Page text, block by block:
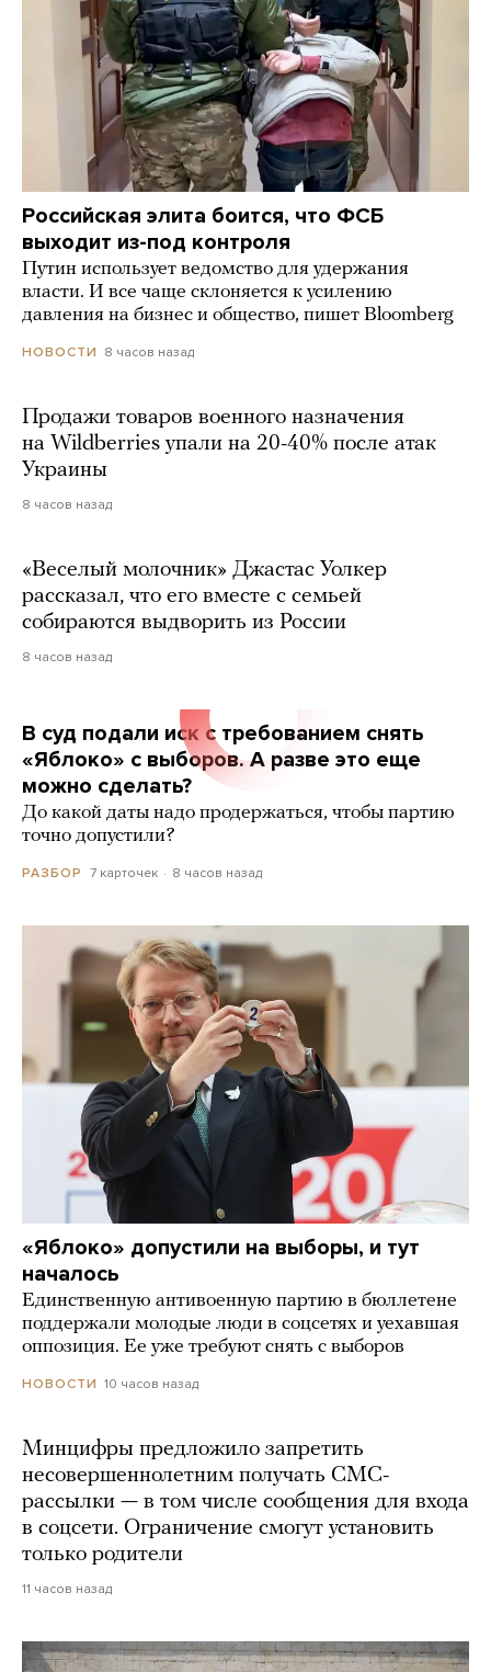
Российская элита боится, что ФСБ
выходит из-под контроля
Путин использует ведомство для удержания
власти. И все чаще склоняется к усилению
давления на бизнес и общество, пишет Bloomberg
НОВОСТИ 8 часов назад
Продажи товаров военного назначения
на Wildberries упали на 20-40% после атак
Украины
8 часов назад
«Веселый молочник» Джастас Уолкер
рассказал, что его вместе с семьей
собираются выдворить из России
8 часов назад
В суд подали иск с требованием снять
«Яблоко» с выборов. А разве это еще
можно сделать?
До какой даты надо продержаться, чтобы партию
точно допустили?
РАЗБОР 7 карточек 8 часов назад
«Яблоко» допустили на выборы, и тут
началось
Единственную антивоенную партию в бюллетене
поддержали молодые люди в соцсетях и уехавшая
оппозиция. Ее уже требуют снять с выборов
НОВОСТИ 10 часов назад
Минцифры предложило запретить
несовершеннолетним получать СМС-
рассылки — в том числе сообщения для входа
в соцсети. Ограничение смогут установить
только родители
11 часов назад